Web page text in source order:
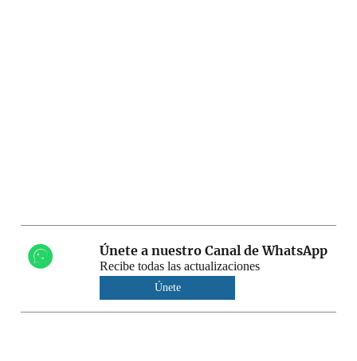
Únete a nuestro Canal de WhatsApp
Recibe todas las actualizaciones
Únete